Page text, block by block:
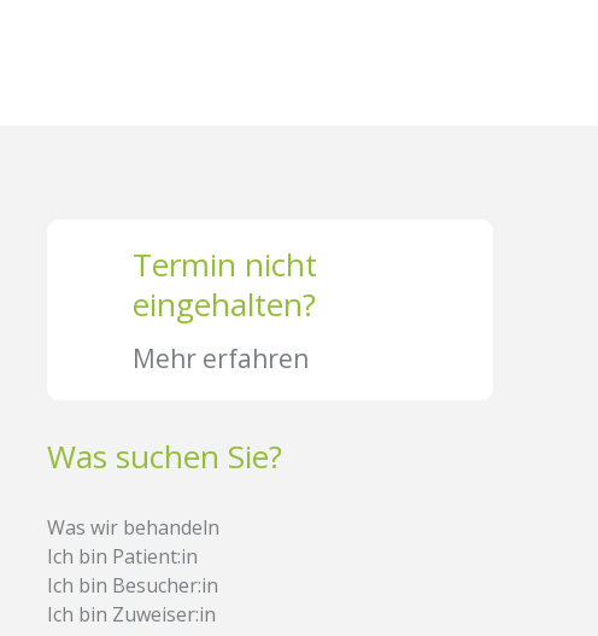
Termin nicht
eingehalten?
Mehr erfahren
Was suchen Sie?
Was wir behandeln
Ich bin Patient:in
Ich bin Besucher:in
Ich bin Zuweiser:in